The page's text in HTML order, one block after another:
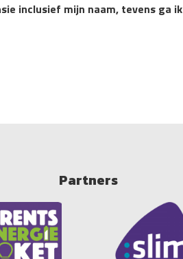
inclusief mijn naam, tevens ga ik
Partners